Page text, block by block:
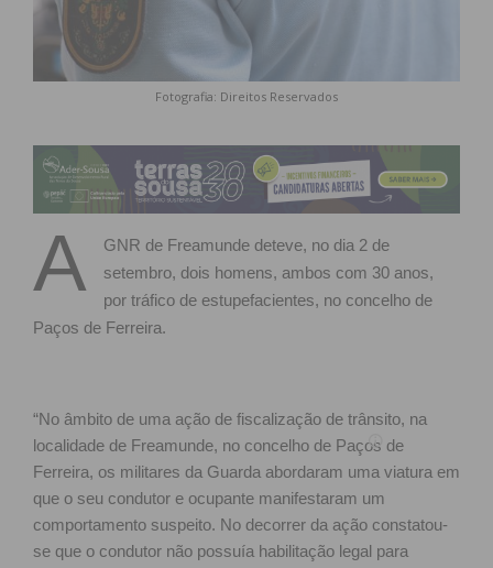
Fotografia: Direitos Reservados
A
GNR de Freamunde deteve, no dia 2 de
setembro, dois homens, ambos com 30 anos,
por tráfico de estupefacientes, no concelho de
Paços de Ferreira.
“No âmbito de uma ação de fiscalização de trânsito, na
localidade de Freamunde, no concelho de Paços de
Ferreira, os militares da Guarda abordaram uma viatura em
que o seu condutor e ocupante manifestaram um
comportamento suspeito. No decorrer da ação constatou-
se que o condutor não possuía habilitação legal para